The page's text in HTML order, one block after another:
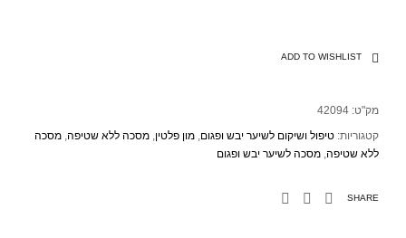
ADD TO WISHLIST
מק"ט: 42094
קטגוריות: טיפול ושיקום לשיער יבש ופגום, מון פלטין, מסכה ללא שטיפה, מסכה
ללא שטיפה, מסכה לשיער יבש ופגום
SHARE